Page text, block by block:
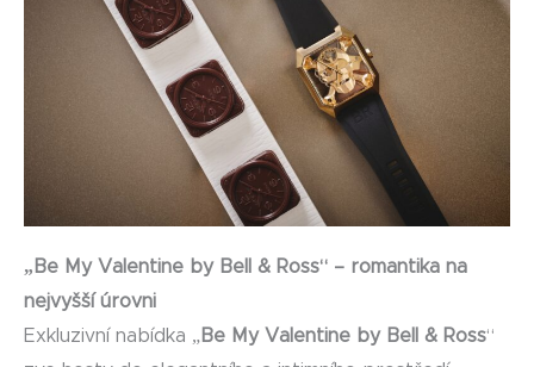
„Be My Valentine by Bell & Ross“ – romantika na
nejvyšší úrovni
Exkluzivní nabídka „ Be My Valentine by Bell & Ross“